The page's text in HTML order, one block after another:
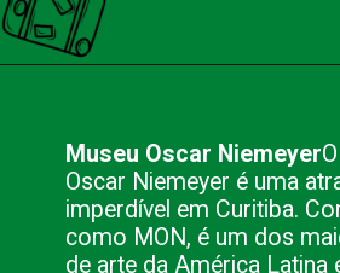
Museu Oscar Niemeyer
Oscar Niemeyer é uma
imperdível em Curitiba.
como MON, é um dos
de arte da América Latina